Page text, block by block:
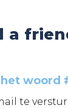
a
woord
te